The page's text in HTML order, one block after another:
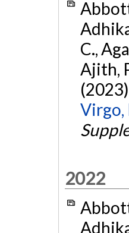
C.,
Ajith,
Virgo,
2022